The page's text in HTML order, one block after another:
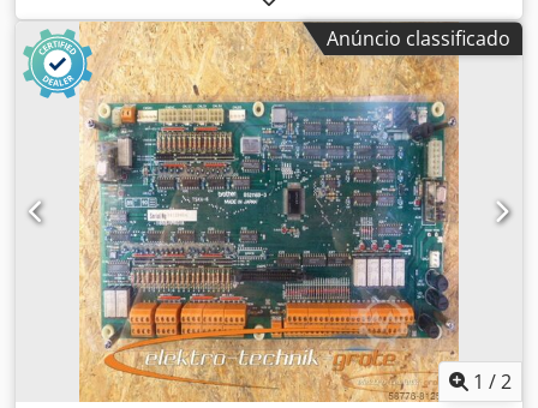
Anúncio classificado
1 /2